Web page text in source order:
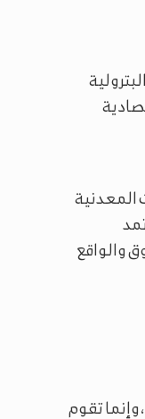
المعدنية
والواقع
وإنما تقوم